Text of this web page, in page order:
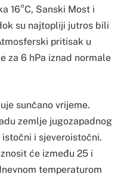
16°C, Sanski Most i
su najtopliji jutros bili
pritisak u
za 6 hPa iznad normale
sunčano vrijeme.
zemlje jugozapadnog
i sjeveroistočni.
će između 25 i
temperaturom